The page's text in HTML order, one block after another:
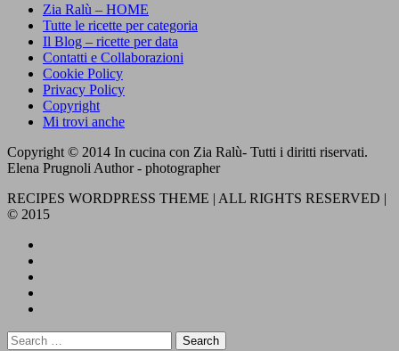
Zia Ralù – HOME
Tutte le ricette per categoria
Il Blog – ricette per data
Contatti e Collaborazioni
Cookie Policy
Privacy Policy
Copyright
Mi trovi anche
Copyright © 2014 In cucina con Zia Ralù- Tutti i diritti riservati.
Elena Prugnoli Author - photographer
RECIPES WORDPRESS THEME | ALL RIGHTS RESERVED |
© 2015